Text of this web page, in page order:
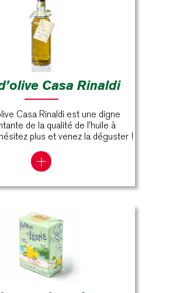
Casa Rinaldi
Casa Rinaldi est une digne
de la qualité de l'huile à
plus et venez la déguster !